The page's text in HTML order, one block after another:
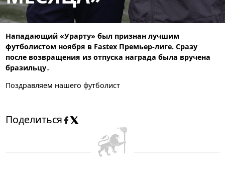
Нападающий «Урарту» был признан лучшим
футболистом ноября в Fastex Премьер-лиге. Сразу
после возвращения из отпуска награда была вручена
бразильцу․
Поздравляем нашего футболист
Поделиться